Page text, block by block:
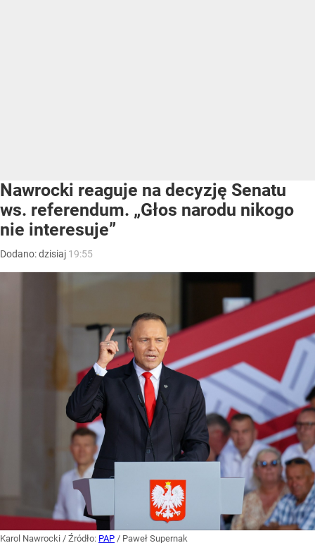
Nawrocki reaguje na decyzję Senatu
ws. referendum. „Głos narodu nikogo
nie interesuje”
Dodano:dzisiaj 19:55
Karol Nawrocki / Źródło: PAP / Paweł Supernak